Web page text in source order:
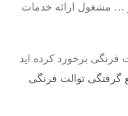
و … مشغول ارائه خدمات
فرنگی برخورد کرده اید
گرفتگی توالت فرنگی